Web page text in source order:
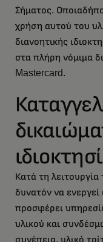
Σήματος.
χρήση αυτού του
διανοητικής
στα πλήρη νόμιμα
Mastercard.
Κατά τη
δυνατόν να
προσφέρει
υλικού και
συνέπεια, υλικό